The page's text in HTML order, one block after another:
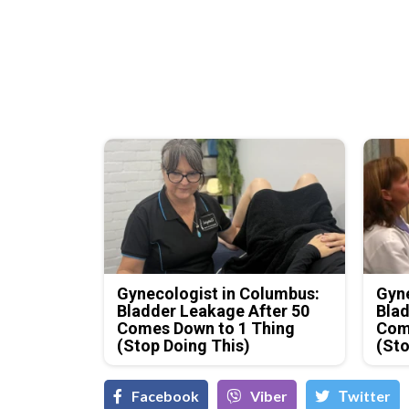
Gynecologist in Columbus:
Bladder Leakage After 50
Comes Down to 1 Thing
(Stop Doing This)
Facebook Viber Тwitter